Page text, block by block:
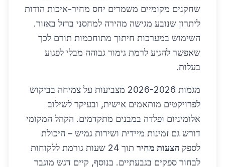
שחקנים מקומיים משמרים יחס מחיר-איכות הודות
ליתרון שנובע מגישה מהירה למחסני ברזל באזור.
השימוש במערכות חיתוך מתוחכמות תורם לכך
שאפשר להגיע לרמת גימור גבוהה מבלי לפגוע
בעלות.
מגמות 2026-2026 מצביעות על צמיחה בביקוש
לפרויקטים מותאמים אישית, ובעיקר לשילוב
אלומיניום ופלדה במבנים מתקדמים. הקהל המקומי
דורש גם זמינות מיידית ושירות גמיש – היכולת
לספק הצעות מחיר
תוך 24 שעות גורמת ללקוחות
לבחור ספקים בגבעתיים. בנוסף, קיים דגש מוגבר